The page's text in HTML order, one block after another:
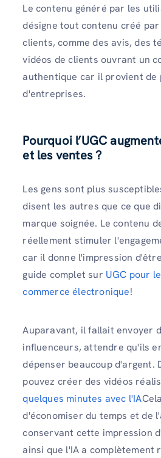
Le contenu généré par les
désigne tout contenu créé
clients, comme des avis, des
vidéos de clients ouvrant un
authentique car il provient de
d'entreprises.
Pourquoi l’UGC
et les ventes ?
Les gens sont plus
disent les autres que ce que
marque soignée. Le contenu
réellement stimuler
car il donne l'impression
guide complet sur UGC pour
commerce électronique!
Auparavant, il fallait envoyer
influenceurs, attendre qu'ils
dépenser beaucoup d'argent.
pouvez créer des vidéos
quelques minutes avec l'IA
d'économiser du temps et de
conservant cette impression
ainsi que l'IA a complètement